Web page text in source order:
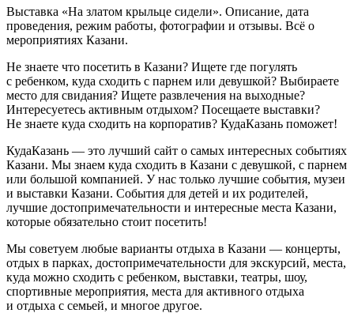
Выставка «На златом крыльце сидели». Описание, дата
проведения, режим работы, фотографии и отзывы. Всё о
мероприятиях Казани.
Не знаете что посетить в Казани? Ищете где погулять
с ребенком, куда сходить с парнем или девушкой? Выбираете
место для свидания? Ищете развлечения на выходные?
Интересуетесь активным отдыхом? Посещаете выставки?
Не знаете куда сходить на корпоратив? КудаКазань поможет!
КудаКазань — это лучший сайт о самых интересных событиях
Казани. Мы знаем куда сходить в Казани с девушкой, с парнем
или большой компанией. У нас только лучшие события, музеи
и выставки Казани. События для детей и их родителей,
лучшие достопримечательности и интересные места Казани,
которые обязательно стоит посетить!
Мы советуем любые варианты отдыха в Казани — концерты,
отдых в парках, достопримечательности для экскурсий, места,
куда можно сходить с ребенком, выставки, театры, шоу,
спортивные мероприятия, места для активного отдыха
и отдыха с семьей, и многое другое.